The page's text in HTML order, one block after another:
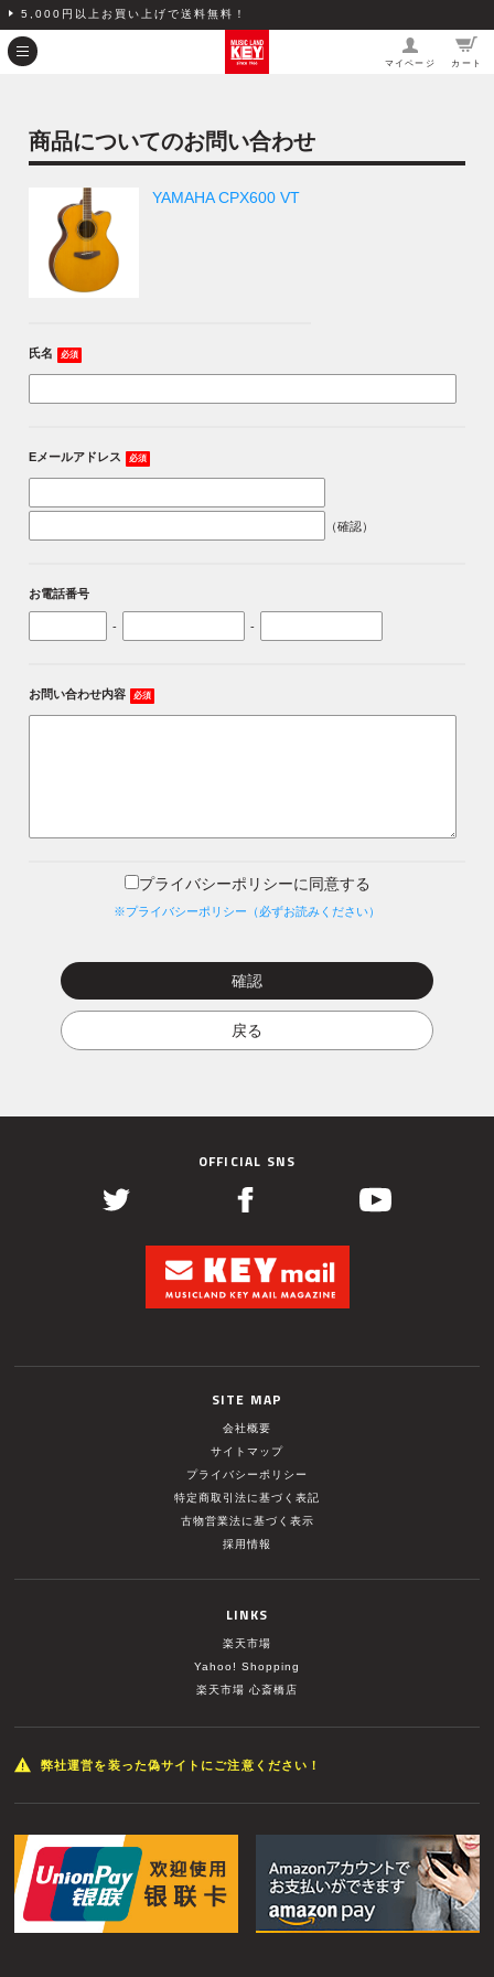
5,000円以上お買い上げで送料無料！
マイページ カート
商品についてのお問い合わせ
YAMAHA CPX600 VT
氏名 必須
Eメールアドレス 必須
（確認）
お電話番号
- -
お問い合わせ内容 必須
プライバシーポリシーに同意する
※プライバシーポリシー（必ずお読みください）
OFFICIAL SNS
SITE MAP
会社概要
サイトマップ
プライバシーポリシー
特定商取引法に基づく表記
古物営業法に基づく表示
採用情報
LINKS
楽天市場
Yahoo! Shopping
楽天市場 心斎橋店
弊社運営を装った偽サイトにご注意ください！